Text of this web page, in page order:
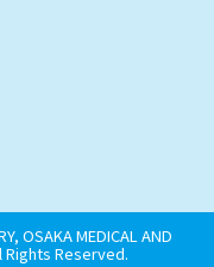
OSAKA MEDICAL AND
Rights Reserved.